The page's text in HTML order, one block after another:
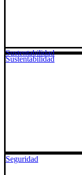
Sustentabilidad
Seguridad
Sustentabilidad